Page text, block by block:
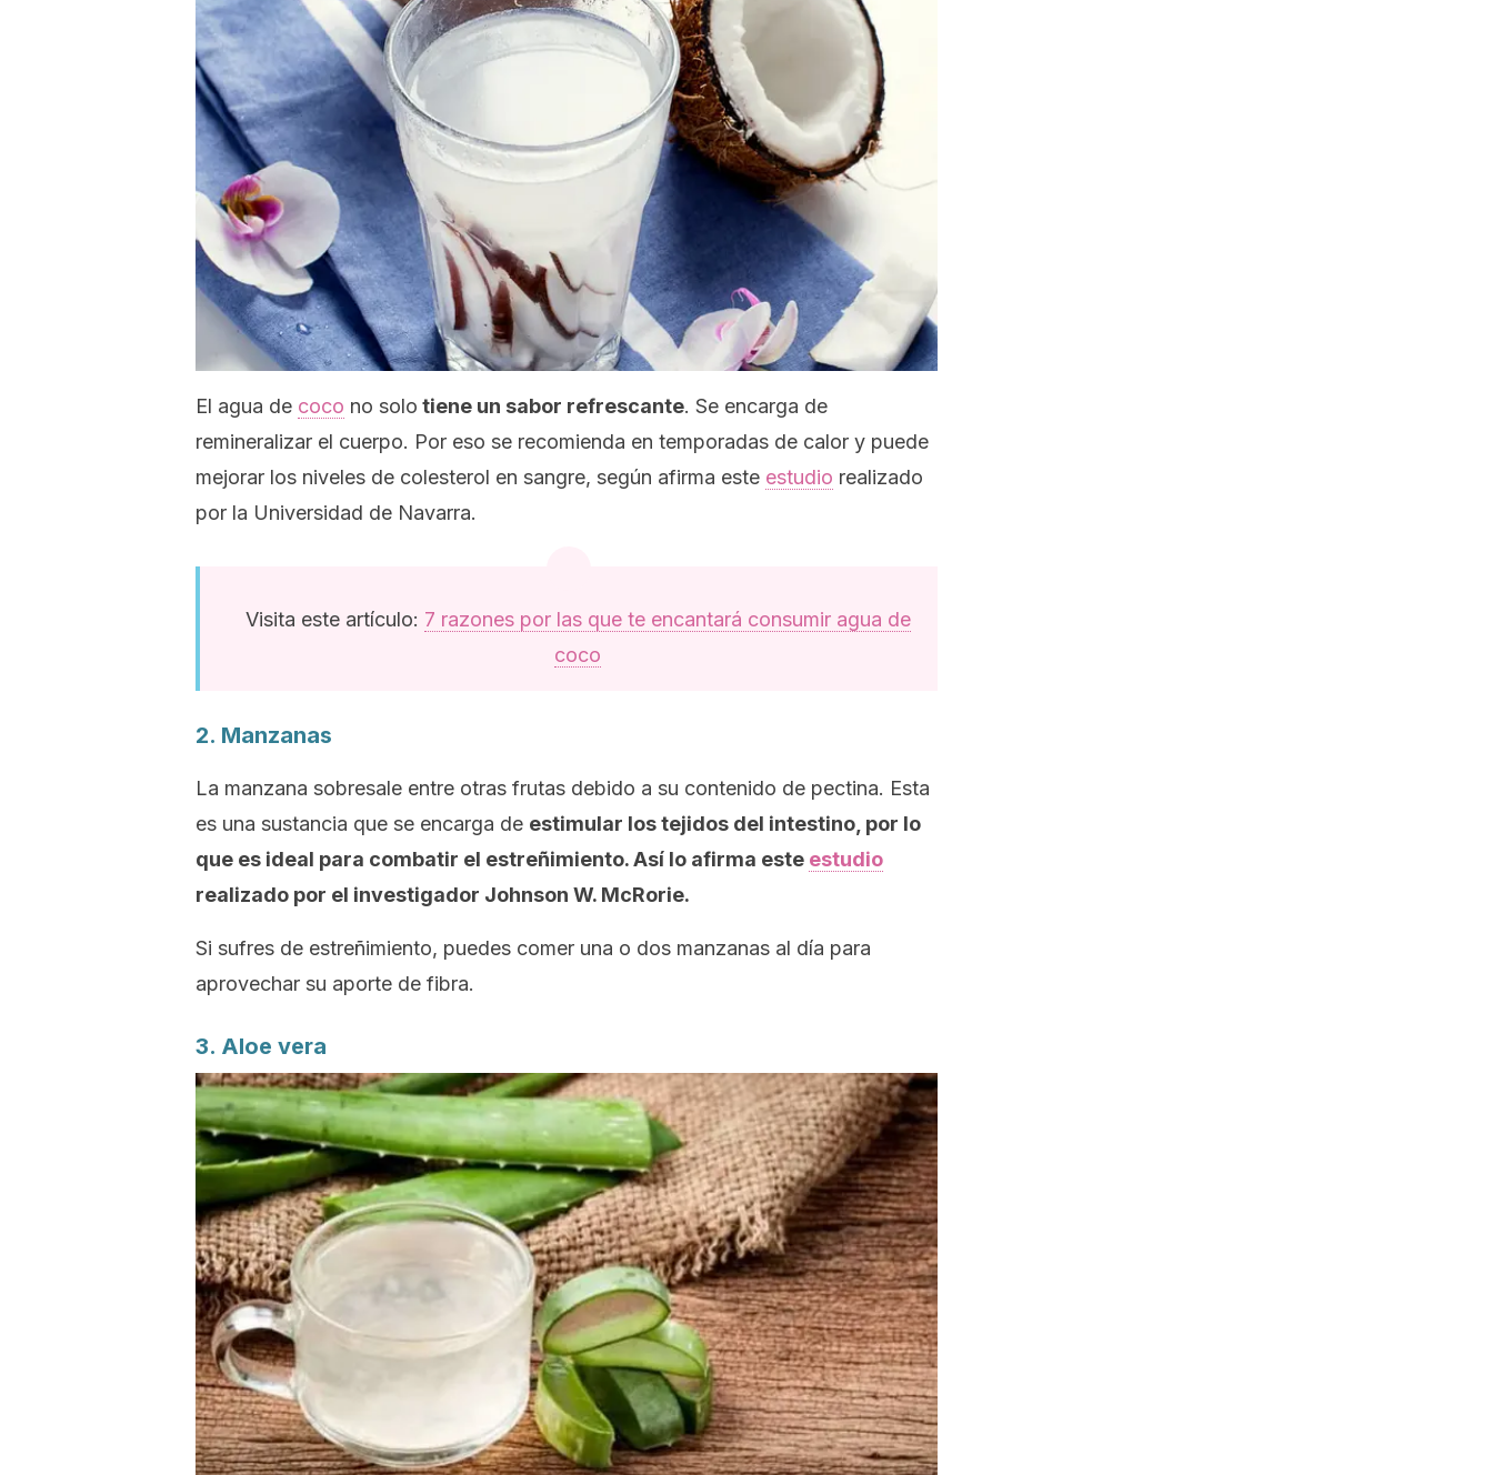
El agua de coco no solo tiene un sabor refrescante. Se encarga de
remineralizar el cuerpo. Por eso se recomienda en temporadas de calor y puede
mejorar los niveles de colesterol en sangre, según afirma este estudio realizado
por la Universidad de Navarra.
Visita este artículo: 7 razones por las que te encantará consumir agua de
coco
2. Manzanas
La manzana sobresale entre otras frutas debido a su contenido de pectina. Esta
es una sustancia que se encarga de estimular los tejidos del intestino, por lo
que es ideal para combatir el estreñimiento. Así lo afirma este estudio
realizado por el investigador Johnson W. McRorie.
Si sufres de estreñimiento, puedes comer una o dos manzanas al día para
aprovechar su aporte de fibra.
3. Aloe vera